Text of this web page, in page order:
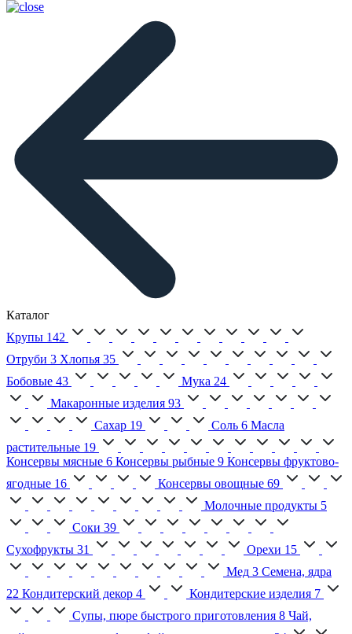
Каталог
Крупы 142
Отруби 3 Хлопья 35
Бобовые 43 Мука 24
Макаронные изделия 93
Сахар 19 Соль 6 Масла
растительные 19
Консервы мясные 6 Консервы рыбные 9 Консервы фруктово-
ягодные 16 Консервы овощные 69
Молочные продукты 5
Соки 39
Сухофрукты 31 Орехи 15
Мед 3 Семена, ядра
22 Кондитерский декор 4 Кондитерские изделия 7
Супы, пюре быстрого приготовления 8 Чай,